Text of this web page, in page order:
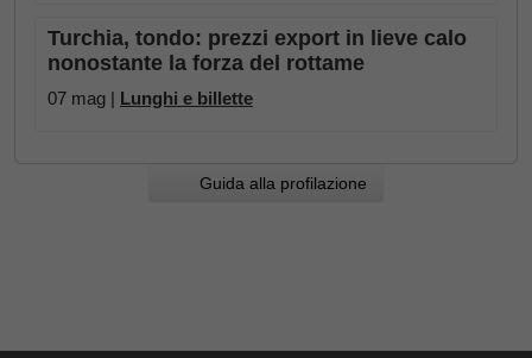
Turchia, tondo: prezzi export in lieve calo
nonostante la forza del rottame
07 mag | Lunghi e billette
Guida alla profilazione